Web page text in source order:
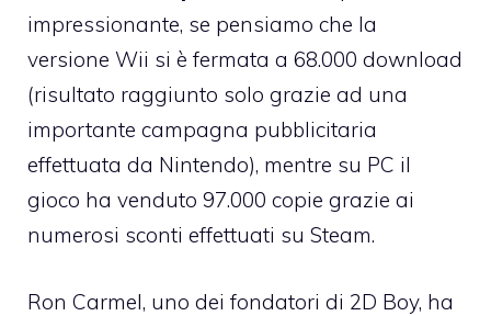
impressionante, se pensiamo che la
versione Wii si è fermata a 68.000 download
(risultato raggiunto solo grazie ad una
importante campagna pubblicitaria
effettuata da Nintendo), mentre su PC il
gioco ha venduto 97.000 copie grazie ai
numerosi sconti effettuati su Steam.
Ron Carmel, uno dei fondatori di 2D Boy, ha